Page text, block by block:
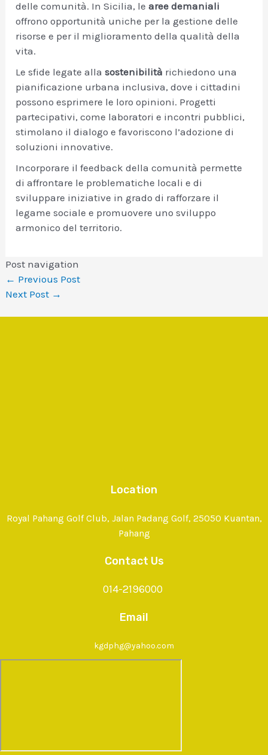
delle comunità. In Sicilia, learee demaniali
offrono opportunità uniche per la gestione delle
risorse e per il miglioramento della qualità della
vita.
Le sfide legate allasostenibilità richiedono una
pianificazione urbana inclusiva, dove i cittadini
possono esprimere le loro opinioni. Progetti
partecipativi, come laboratori e incontri pubblici,
stimolano il dialogo e favoriscono l’adozione di
soluzioni innovative.
Incorporare il feedback della comunità permette
di affrontare le problematiche locali e di
sviluppare iniziative in grado di rafforzare il
legame sociale e promuovere uno sviluppo
armonico del territorio.
Post navigation
← Previous Post
Next Post →
Location
Royal Pahang Golf Club, Jalan Padang Golf, 25050 Kuantan,
Pahang
Contact Us
014-2196000
Email
kgdphg@yahoo.com